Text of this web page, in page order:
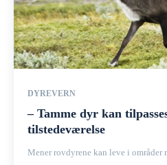
DYREVERN
– Tamme dyr kan
tilstedeværelse
Mener rovdyrene kan leve i områder